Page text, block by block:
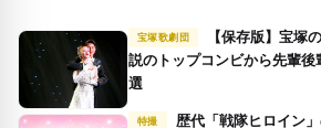
宝塚歌劇団
説のトップコンビから先輩後
選
特撮